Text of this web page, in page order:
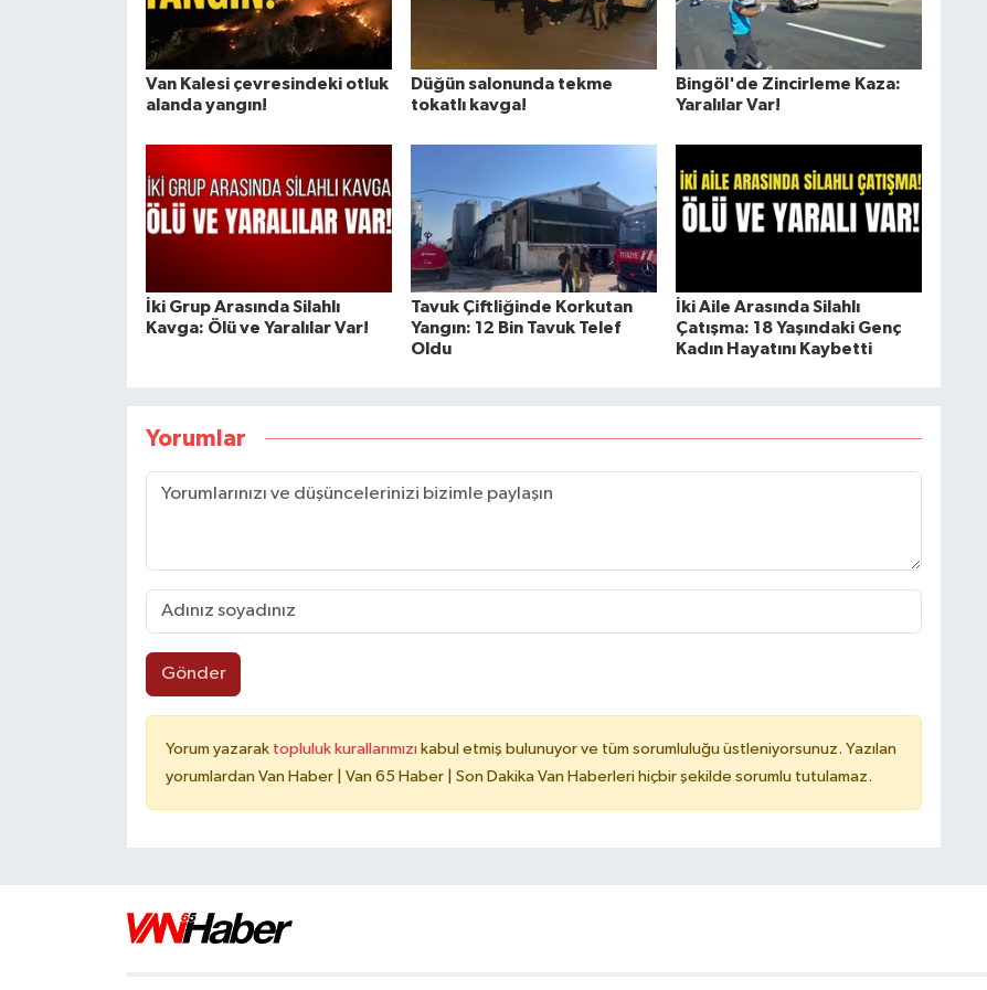
Van Kalesi çevresindeki otluk
alanda yangın!
Düğün salonunda tekme
tokatlı kavga!
Bingöl'de Zincirleme Kaza:
Yaralılar Var!
İki Grup Arasında Silahlı
Kavga: Ölü ve Yaralılar Var!
Tavuk Çiftliğinde Korkutan
Yangın: 12 Bin Tavuk Telef
Oldu
İki Aile Arasında Silahlı
Çatışma: 18 Yaşındaki Genç
Kadın Hayatını Kaybetti
Yorumlar
Gönder
Yorum yazarak topluluk kurallarımızı kabul etmiş bulunuyor ve tüm sorumluluğu üstleniyorsunuz. Yazılan
yorumlardan Van Haber | Van 65 Haber | Son Dakika Van Haberleri hiçbir şekilde sorumlu tutulamaz.